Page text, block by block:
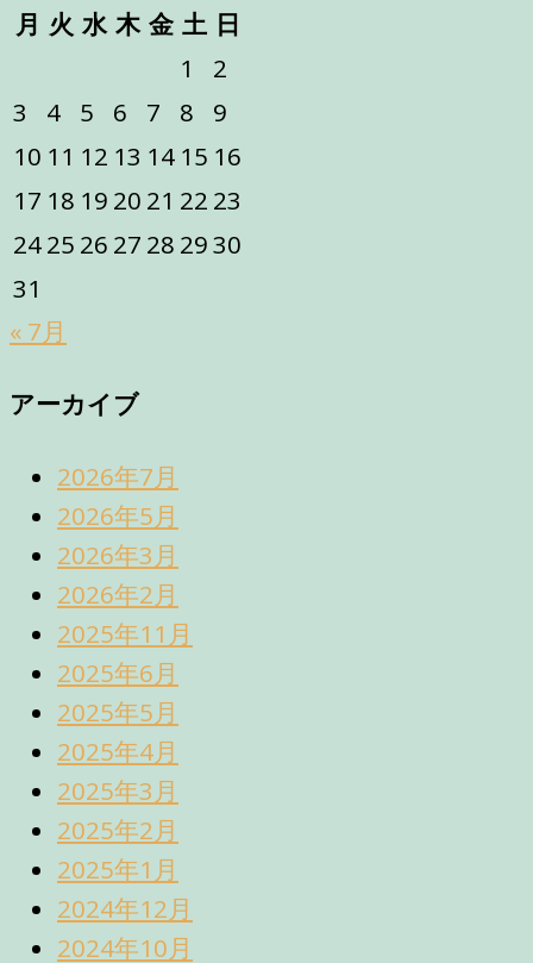
月 火 水 木 金 土 日
1
2
3
4 5 6 7 8
9
10 11 12 13 14 15 16
17 18 19 20 21 22 23
2425 26 27 28 2930
31
« 7月
アーカイブ
2026年7月
2026年5月
2026年3月
2026年2月
2025年11月
2025年6月
2025年5月
2025年4月
2025年3月
2025年2月
2025年1月
2024年12月
2024年10月